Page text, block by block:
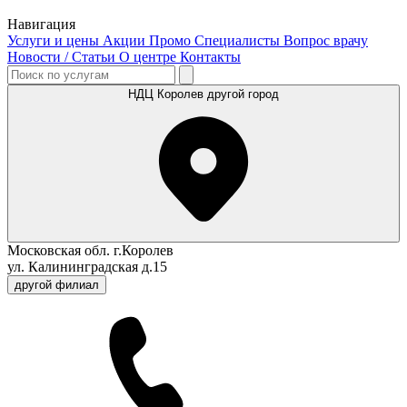
Навигация
Услуги и цены Акции Промо Специалисты Вопрос врачу
Новости / Статьи О центре Контакты
НДЦ Королев другой город
Московская обл. г.Королев
ул. Калининградская д.15
другой филиал